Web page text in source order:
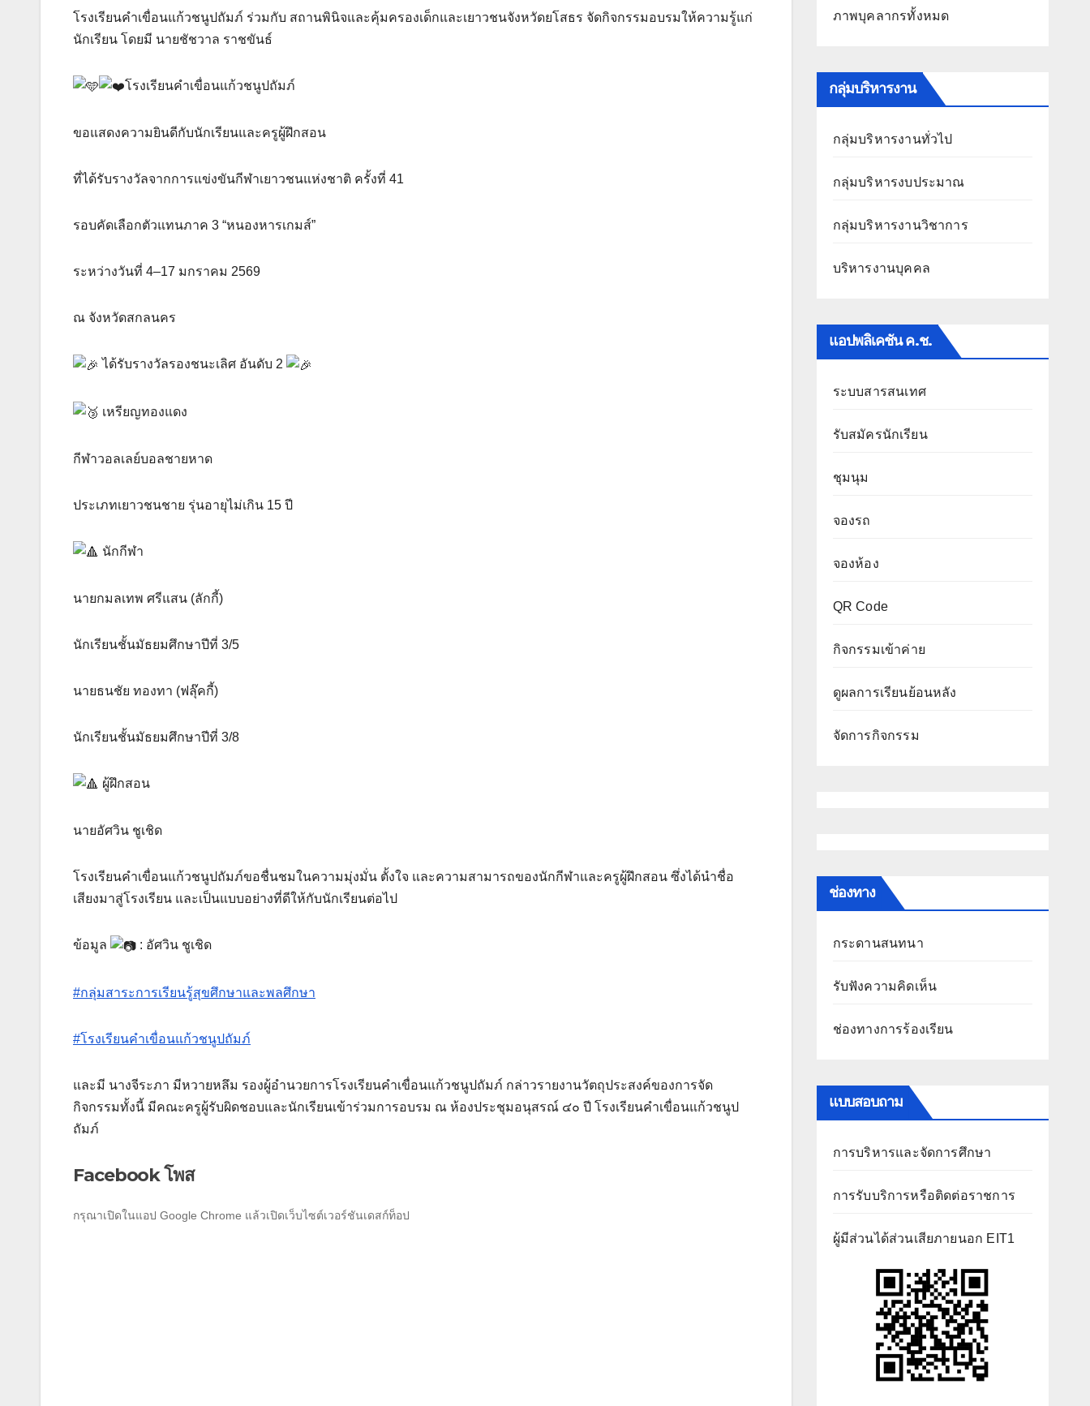
โรงเรียนคำเขื่อนแก้วชนูปถัมภ์ ร่วมกับ สถานพินิจและคุ้มครองเด็กและเยาวชนจังหวัดยโสธร จัดกิจกรรมอบรมให้ความรู้แก่
นักเรียน โดยมี นายชัชวาล ราชขันธ์
โรงเรียนคำเขื่อนแก้วชนูปถัมภ์
ขอแสดงความยินดีกับนักเรียนและครูผู้ฝึกสอน
ที่ได้รับรางวัลจากการแข่งขันกีฬาเยาวชนแห่งชาติ ครั้งที่ 41
รอบคัดเลือกตัวแทนภาค 3 “หนองหารเกมส์”
ระหว่างวันที่ 4–17 มกราคม 2569
ณ จังหวัดสกลนคร
ได้รับรางวัลรองชนะเลิศ อันดับ 2
เหรียญทองแดง
กีฬาวอลเลย์บอลชายหาด
ประเภทเยาวชนชาย รุ่นอายุไม่เกิน 15 ปี
นักกีฬา
นายกมลเทพ ศรีแสน (ลักกี้)
นักเรียนชั้นมัธยมศึกษาปีที่ 3/5
นายธนชัย ทองทา (ฟลุ๊คกี้)
นักเรียนชั้นมัธยมศึกษาปีที่ 3/8
ผู้ฝึกสอน
นายอัศวิน ชูเชิด
โรงเรียนคำเขื่อนแก้วชนูปถัมภ์ขอชื่นชมในความมุ่งมั่น ตั้งใจ และความสามารถของนักกีฬาและครูผู้ฝึกสอน ซึ่งได้นำชื่อ
เสียงมาสู่โรงเรียน และเป็นแบบอย่างที่ดีให้กับนักเรียนต่อไป
ข้อมูล : อัศวิน ชูเชิด
#กลุ่มสาระการเรียนรู้สุขศึกษาและพลศึกษา
#โรงเรียนคำเขื่อนแก้วชนูปถัมภ์
และมี นางจีระภา มีหวายหลึม รองผู้อำนวยการโรงเรียนคำเขื่อนแก้วชนูปถัมภ์ กล่าวรายงานวัตถุประสงค์ของการจัด
กิจกรรมทั้งนี้ มีคณะครูผู้รับผิดชอบและนักเรียนเข้าร่วมการอบรม ณ ห้องประชุมอนุสรณ์ ๔๐ ปี โรงเรียนคำเขื่อนแก้วชนูป
ถัมภ์
Facebook โพส
กรุณาเปิดในแอป Google Chrome แล้วเปิดเว็บไซต์เวอร์ชันเดสก์ท็อป
ภาพบุคลากรทั้งหมด
กลุ่มบริหารงาน
กลุ่มบริหารงานทั่วไป
กลุ่มบริหารงบประมาณ
กลุ่มบริหารงานวิชาการ
บริหารงานบุคคล
แอปพลิเคชัน ค.ช.
ระบบสารสนเทศ
รับสมัครนักเรียน
ชุมนุม
จองรถ
จองห้อง
QR Code
กิจกรรมเข้าค่าย
ดูผลการเรียนย้อนหลัง
จัดการกิจกรรม
ช่องทาง
กระดานสนทนา
รับฟังความคิดเห็น
ช่องทางการร้องเรียน
แบบสอบถาม
การบริหารและจัดการศึกษา
การรับบริการหรือติดต่อราชการ
ผู้มีส่วนได้ส่วนเสียภายนอก EIT1